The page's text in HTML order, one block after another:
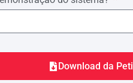
pode perder de vista o
atualmente, está
se pode extrair do laudo
– Doutor…(nome do
atestado/laudo médico o
Download da